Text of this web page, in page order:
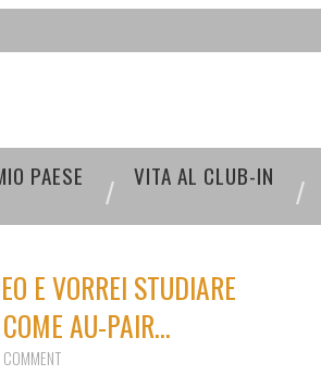
PAESE VITA AL CLUB-IN
E VORREI STUDIARE
AU-PAIR…
COMMENT